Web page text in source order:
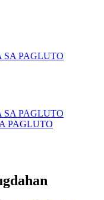
PAGLUTO
PAGLUTO
PAGLUTO